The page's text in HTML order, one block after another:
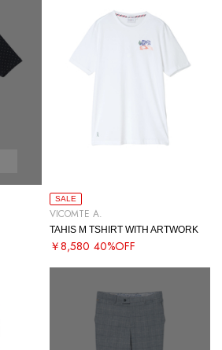
SALE
VICOMTE A.
TAHIS M TSHIRT WITH ARTWORK
￥8,580 40%OFF